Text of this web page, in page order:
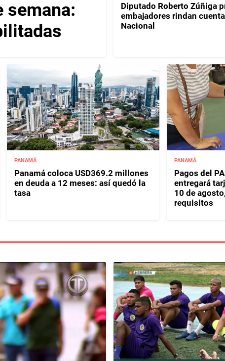
semana:
Diputado Roberto Zúñiga
embajadores rindan
Nacional
PANAMÁ
Panamá coloca USD369.2 millones
en deuda a 12 meses: así quedó la
tasa
PANAMÁ
Pagos del
entregará
10 de
requisitos